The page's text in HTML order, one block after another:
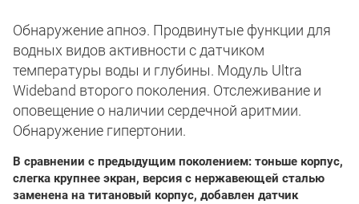
Обнаружение апноэ. Продвинутые функции для
водных видов активности с датчиком
температуры воды и глубины. Модуль Ultra
Wideband второго поколения. Отслеживание и
оповещение о наличии сердечной аритмии.
Обнаружение гипертонии.
В сравнении с предыдущим поколением: тоньше корпус,
слегка крупнее экран, версия с нержавеющей сталью
заменена на титановый корпус, добавлен датчик